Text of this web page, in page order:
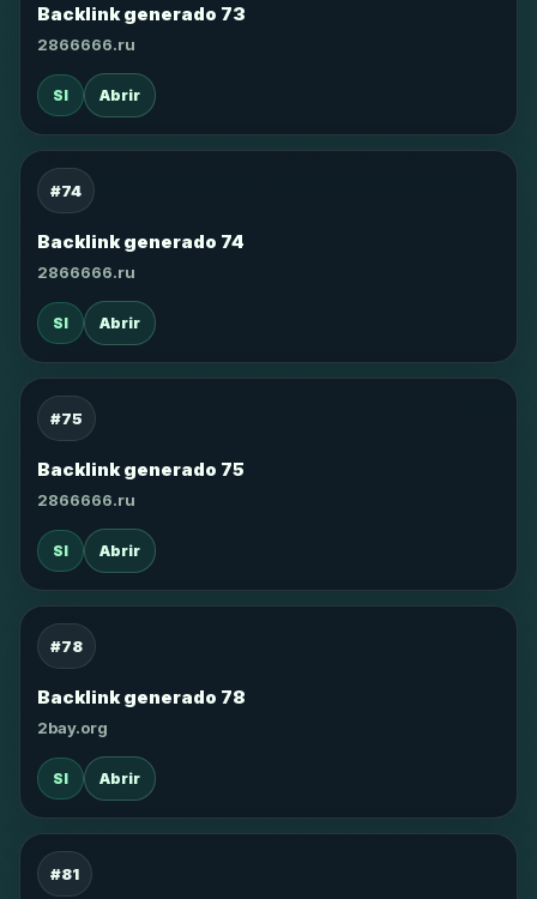
Backlink generado 73
2866666.ru
SI Abrir
#74
Backlink generado 74
2866666.ru
SI Abrir
#75
Backlink generado 75
2866666.ru
SI Abrir
#78
Backlink generado 78
2bay.org
SI Abrir
#81